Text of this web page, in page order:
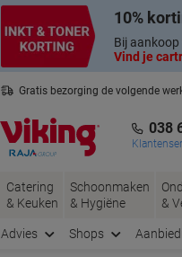
10%
Bij
Vind je
Gratis bezorging de volgende
038
Catering
& Keuken
Schoonmaken
& Hygiëne
&
Advies Shops